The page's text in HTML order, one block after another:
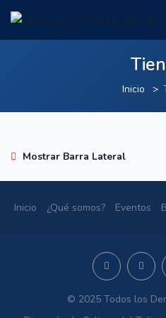
Inicio
Mostrar Barra Lateral
Inicio ¿Qué somos? Eventos
© 2025 Todos los